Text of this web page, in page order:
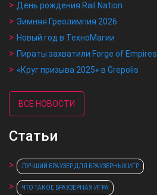
День рождения Rail Nation
Зимняя Греолимпия 2026
Новый год в ТехноМагии
Пираты захватили Forge of Empires
«Круг призыва 2025» в Grepolis
ВСЕ НОВОСТИ
Статьи
ЛУЧШИЙ БРАУЗЕР ДЛЯ БРАУЗЕРНЫХ ИГР
ЧТО ТАКОЕ БРАУЗЕРНАЯ ИГРА